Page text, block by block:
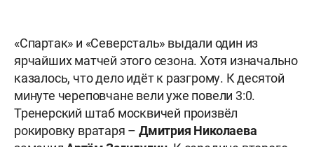
«Спартак» и «Северсталь» выдали один из
ярчайших матчей этого сезона. Хотя изначально
казалось, что дело идёт к разгрому. К десятой
минуте череповчане вели уже повели 3:0.
Тренерский штаб москвичей произвёл
рокировку вратаря – Дмитрия Николаева